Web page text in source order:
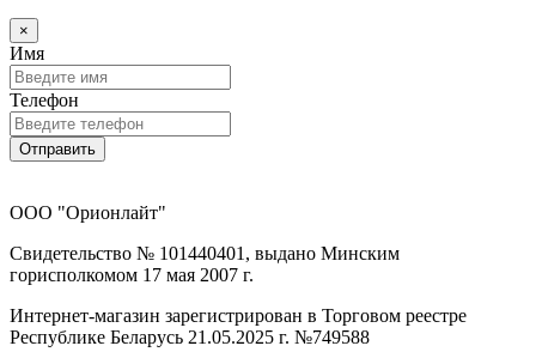
×
Имя
Телефон
Отправить
ООО "Орионлайт"
Свидетельство № 101440401, выдано Минским
горисполкомом 17 мая 2007 г.
Интернет-магазин зарегистрирован в Торговом реестре
Республике Беларусь 21.05.2025 г. №749588